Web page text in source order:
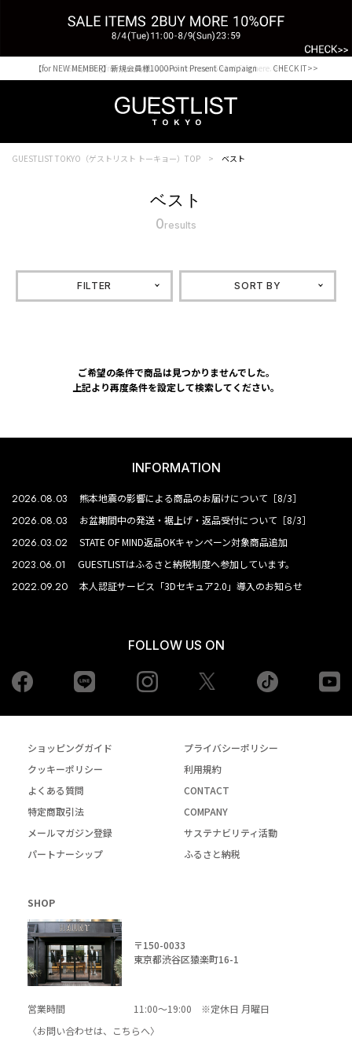
Shopping from outside Japan? Visit our Global Site here. >>
【for NEW MEMBER】新規会員様1000Point Present Campaign CHECK IT>>
GUESTLIST TOKYO（ゲストリスト トーキョー）TOP ベスト
ベスト
0results
FILTER SORT BY
ご希望の条件で商品は見つかりませんでした。
上記より再度条件を設定して検索してください。
INFORMATION
2026.08.03 熊本地震の影響による商品のお届けについて［8/3］
2026.08.03 お盆期間中の発送・裾上げ・返品受付について［8/3］
2026.03.02 STATE OF MIND返品OKキャンペーン対象商品追加
2023.06.01 GUESTLISTはふるさと納税制度へ参加しています。
2022.09.20 本人認証サービス「3Dセキュア2.0」導入のお知らせ
FOLLOW US ON
Facebook Instagram tiktok
ショッピングガイド
プライバシーポリシー
クッキーポリシー
利用規約
よくある質問
CONTACT
特定商取引法
COMPANY
メールマガジン登録
サステナビリティ活動
パートナーシップ
ふるさと納税
SHOP
〒150-0033
東京都渋谷区猿楽町16-1
営業時間
11:00～19:00 ※定休日 月曜日
〈お問い合わせは、
こちらへ〉